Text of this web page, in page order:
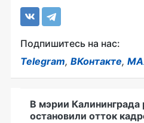
Подпишитесь на нас:
Telegram, ВКонтакте,
В мэрии Калининграда
остановили отток